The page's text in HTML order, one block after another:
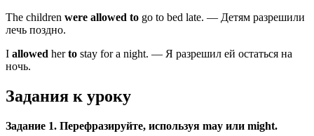
The children were allowed to go to bed late. — Детям разрешили
лечь поздно.
I allowed herto stay for a night. — Я разрешил ей остаться на
ночь.
Задания к уроку
Задание 1. Перефразируйте, используя may или might.